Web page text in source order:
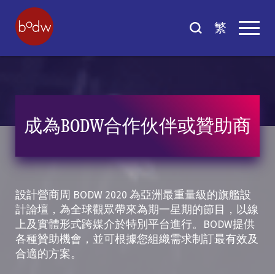
繁
成為BODW合作伙伴或贊助商
設計營商周 BODW 2020 為亞洲最重量級的旗艦設
計論壇，為全球觀眾帶來為期一星期的節目，以線
上及實體形式跨媒介於特別平台進行。BODW提供
各種贊助機會，並可根據您組織需求制訂最有效及
合適的方案。